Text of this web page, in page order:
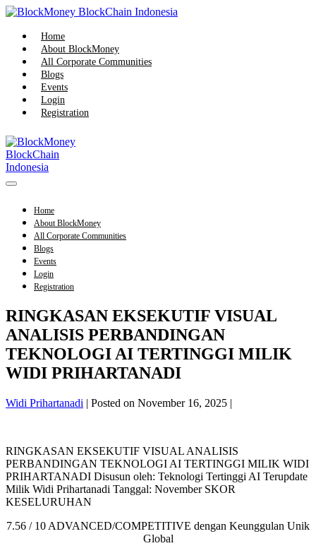
Skip
content
Home
About BlockMoney
All Corporate Communities
Blogs
Events
Login
Registration
Menu
Home
About BlockMoney
All Corporate Communities
Blogs
Events
Login
Registration
RINGKASAN EKSEKUTIF VISUAL
ANALISIS PERBANDINGAN
TEKNOLOGI AI TERTINGGI MILIK
WIDI PRIHARTANADI
Widi Prihartanadi | Posted on November 16, 2025 |
RINGKASAN EKSEKUTIF VISUAL ANALISIS
PERBANDINGAN TEKNOLOGI AI TERTINGGI MILIK WIDI
PRIHARTANADI Disusun oleh: Teknologi Tertinggi AI Terupdate
Milik Widi Prihartanadi Tanggal: November SKOR
KESELURUHAN
7.56 / 10 ADVANCED/COMPETITIVE dengan Keunggulan Unik
Global